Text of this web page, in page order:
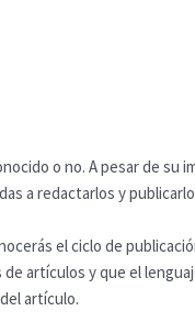
o no. A pesar de su
a redactarlos y
el ciclo de
artículos y que el
artículo.